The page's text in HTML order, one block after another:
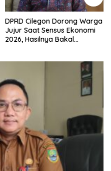
DPRD Cilegon Dorong Warga
Jujur Saat Sensus Ekonomi
2026, Hasilnya Bakal